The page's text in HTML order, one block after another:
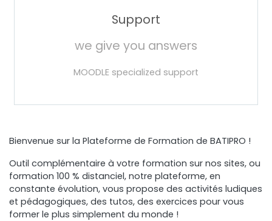
Support
we give you answers
MOODLE specialized support
Bienvenue sur la Plateforme de Formation de BATIPRO !
Outil complémentaire à votre formation sur nos sites, ou
formation 100 % distanciel, notre plateforme, en
constante évolution, vous propose des activités ludiques
et pédagogiques, des tutos, des exercices pour vous
former le plus simplement du monde !